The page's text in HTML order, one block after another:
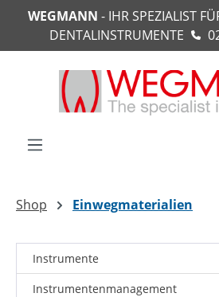
springen
WEGMANN - IHR SPEZIALIST
DENTALINSTRUMENTE
Shop Einwegmaterialien
Instrumente
Instrumentenmanagement